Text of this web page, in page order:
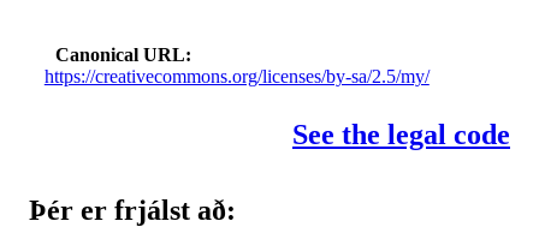
Canonical URL
https://creativecommons.org/licenses/by-sa/2.5/my/
See the legal code
Þér er frjálst að: